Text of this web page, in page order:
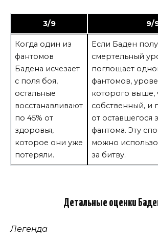
3/9 9/
Когда один из
фантомов
Бадена исчезает
с поля боя,
остальные
восстанавливают
по 45% от
здоровья,
которое они уже
потеряли.
Если Баден
смертельный
поглощает
фантомов,
которого выше,
собственный, и
от оставшегося
фантома. Эту
можно
за битву.
Детальные оценки
Легенда